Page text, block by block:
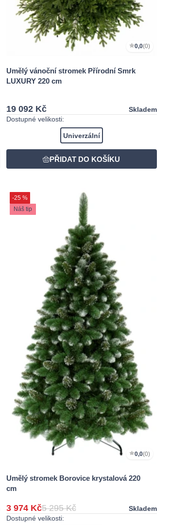
0,0(0)
Umělý vánoční stromek Přírodní Smrk
LUXURY 220 cm
19 092 Kč
Skladem
Dostupné velikosti:
Univerzální
-25 %
Náš tip
0,0(0)
Umělý stromek Borovice krystalová 220
cm
3 974 Kč5 295 Kč
Skladem
Dostupné velikosti: